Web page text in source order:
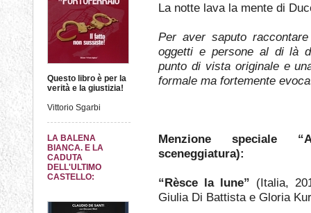
Questo libro è per la
verità e la giustizia!
Vittorio Sgarbi
LA BALENA
BIANCA. E LA
CADUTA
DELL'ULTIMO
CASTELLO:
La notte lava la mente di
Per aver saputo
oggetti e persone al di là
punto di vista originale e
formale ma fortemente
Menzione speciale
sceneggiatura):
“Rèsce la lune” (Italia,
Giulia Di Battista e Gloria